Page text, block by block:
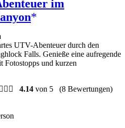
im
UTV-Abenteuer durch den
Falls. Genieße eine aufregende
und kurzen
4.14 von 5 (8 Bewertungen)